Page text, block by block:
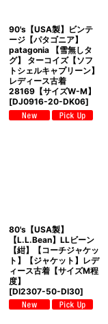
90's【USA製】ビンテ
ージ【パタゴニア】
patagonia 【雪無しタ
グ】 ターコイズ【ソフ
トシェルキャプリーン】
レディース古着
28169【サイズW-M】
[DJ0916-20-DK06]
80's【USA製】
【L.L.Bean】LLビーン
【紺】【コーチジャケッ
ト】【ジャケット】レデ
ィース古着【サイズM程
度】
[DI2307-50-DI30]